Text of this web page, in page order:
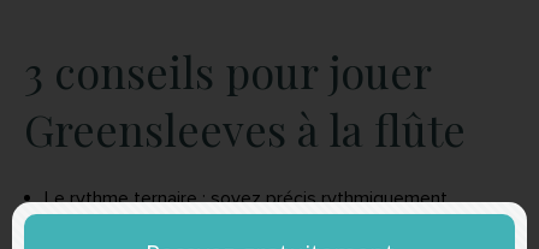
3 conseils pour jouer
Greensleeves à la flûte
Le rythme ternaire : soyez précis rythmiquement
notamment avec la Sicilienne. N’hésitez pas à faire un
travail à table pour respecter le rythme, notamment les